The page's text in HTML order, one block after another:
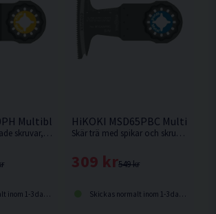
Multiblad Inox 20X40mm
Skärning av härdade skruvar, spikar och stift samt skärning i rostfritt stål
1-3 dagar
HiKOKI MSD65PBC Multiblad
Skär trä med spikar och skruvar. Kapning av mjukt och hårt trä, fanér och plastbelagda plattor
549 kr
309 kr
Skickas normalt inom 1-3 dagar